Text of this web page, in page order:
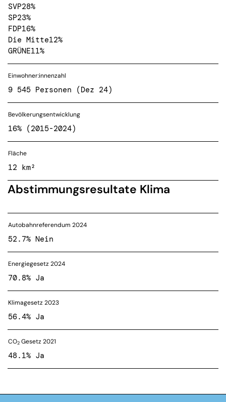
SVP28%
SP23%
FDP16%
Die Mitte12%
GRÜNE11%
Einwohner:innenzahl
9 545 Personen (Dez 24)
Bevölkerungsentwicklung
16% (2015-2024)
Fläche
12 km²
Abstimmungsresultate Klima
Autobahnreferendum 2024
52.7% Nein
Energiegesetz 2024
70.8% Ja
Klimagesetz 2023
56.4% Ja
CO2 Gesetz 2021
48.1% Ja